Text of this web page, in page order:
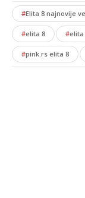
#Elita 8 najnovije
#elita 8 #elita
#pink.rs elita 8